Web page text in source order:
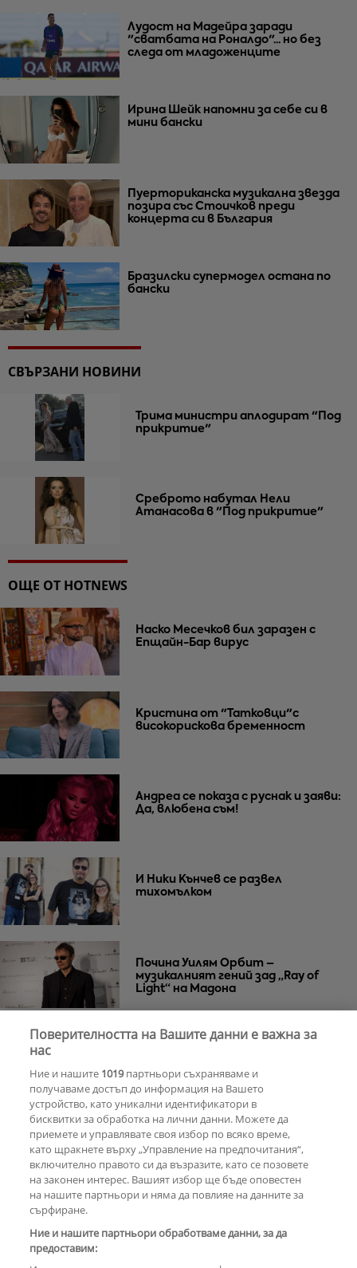
Лудост на Мадейра заради
"сватбата на Роналдо"... но без
следа от младоженците
Ирина Шейк напомни за себе си в
мини бански
Пуерториканска музикална звезда
позира със Стоичков преди
концерта си в България
Бразилски супермодел остана по
бански
СВЪРЗАНИ НОВИНИ
Трима министри аплодират "Под
прикритие"
Среброто набутал Нели
Атанасова в "Под прикритие"
ОЩЕ ОТ HOTNEWS
Наско Месечков бил заразен с
Епщайн-Бар вирус
Кристина от "Татковци"с
високорискова бременност
Андреа се показа с руснак и заяви:
Да, влюбена съм!
И Ники Кънчев се развел
тихомълком
Почина Уилям Орбит –
музикалният гений зад „Ray of
Light“ на Мадона
еволюция
РЕКЛАМА
КОМЕНТАРИ
Поверителността на Вашите данни е важна за
нас
Ние и нашите 1019партньори съхраняваме и
получаваме достъп до информация на Вашето
устройство, като уникални идентификатори в
бисквитки за обработка на лични данни. Можете да
приемете и управлявате своя избор по всяко време,
като щракнете върху „Управление на предпочитания“,
включително правото си да възразите, като се позовете
на законен интерес. Вашият избор ще бъде оповестен
на нашите партньори и няма да повлияе на данните за
сърфиране.
Ние и нашите партньори обработваме данни, за да
предоставим: